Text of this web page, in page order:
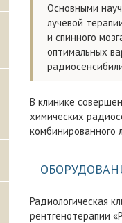
Основными
лучевой
и спинного
оптимальных
В клинике
химических
комбинированного
Радиологическая
рентгенотерапии